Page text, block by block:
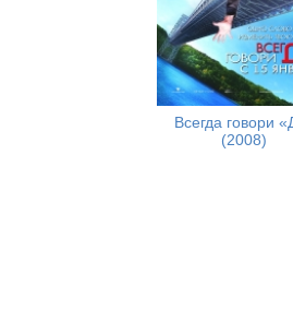
Всегда говори
(2008)